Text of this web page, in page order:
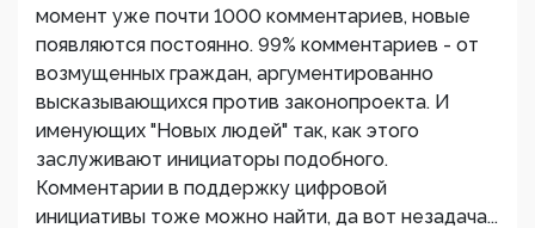
момент уже почти 1000 комментариев, новые
появляются постоянно. 99% комментариев - от
возмущенных граждан, аргументированно
высказывающихся против законопроекта. И
именующих "Новых людей" так, как этого
заслуживают инициаторы подобного.
Комментарии в поддержку цифровой
инициативы тоже можно найти, да вот незадача...